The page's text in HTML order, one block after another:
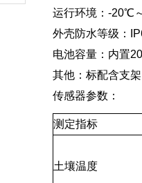
运行环境：-20℃
外壳防水等级：
电池容量：内置
其他：标配含支
传感器参数：
测定指标
土壤温度